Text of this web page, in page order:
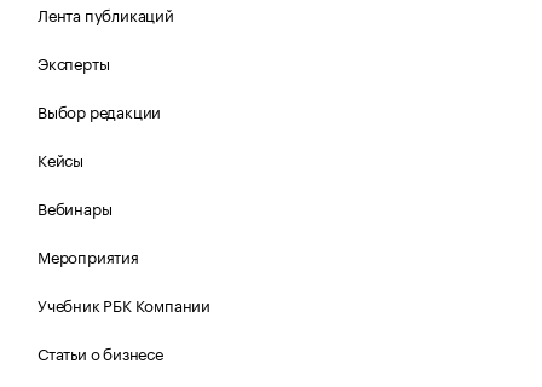
Лента публикаций
Эксперты
Выбор редакции
Кейсы
Вебинары
Мероприятия
Учебник РБК Компании
Статьи о бизнесе